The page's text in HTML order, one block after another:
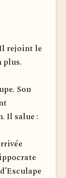
Il rejoint le
plus.
Son
Il salue :